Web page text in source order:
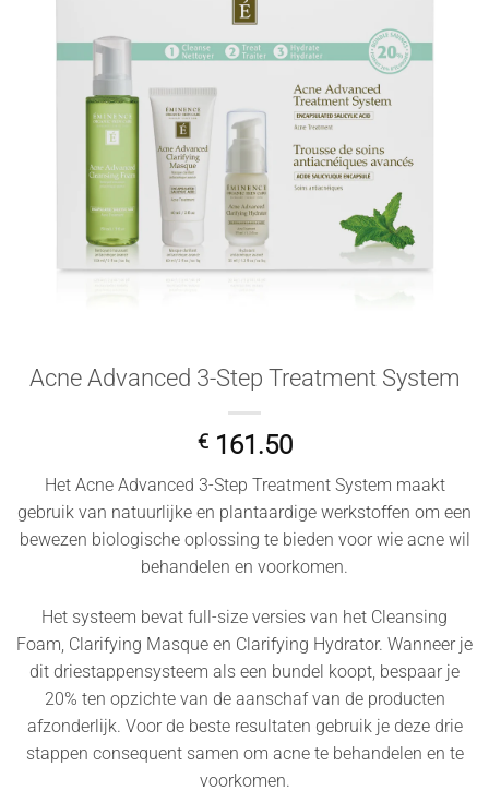
Acne Advanced 3-Step Treatment System
€161.50
Het Acne Advanced 3-Step Treatment System maakt
gebruik van natuurlijke en plantaardige werkstoffen om een
bewezen biologische oplossing te bieden voor wie acne wil
behandelen en voorkomen.
Het systeem bevat full-size versies van het Cleansing
Foam, Clarifying Masque en Clarifying Hydrator. Wanneer je
dit driestappensysteem als een bundel koopt, bespaar je
20% ten opzichte van de aanschaf van de producten
afzonderlijk. Voor de beste resultaten gebruik je deze drie
stappen consequent samen om acne te behandelen en te
voorkomen.